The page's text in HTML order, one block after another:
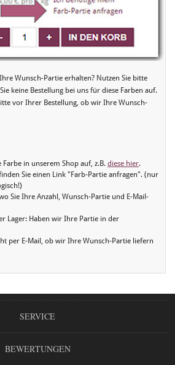
Ihre Wunsch-Partie erhalten? Nutzen Sie bitte
keine Bestellung bei uns für diese Farben auf.
vor Ihrer Bestellung, ob wir Ihre Wunsch-
Farbe in unserem Shop auf, z.B. diese hier.
Sie einen Link "Farb-Partie anfragen". (nur
Sie Ihre Anzahl, Wunsch-Partie und E-Mail-
Lager: Haben wir Ihre Partie in der
per E-Mail, ob wir Ihre Wunsch-Partie liefern
SERVICE
BEWERTUNGEN